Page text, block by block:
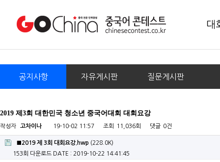
대
공지사항 자유게시판 질문게시판
2019 제3회 대한민국 청소년 중국어대회 대회요강
작성자 고차이나 19-10-02 11:57 조회 11,036회 댓글 0건
■2019 제 3회 대회요강.hwp (228.0K)
153회 다운로드 DATE : 2019-10-22 14:41:45